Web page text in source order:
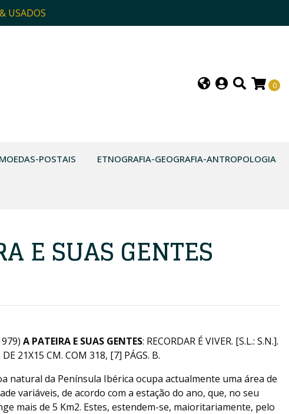
USADOS
0
POSTAIS ETNOGRAFIA-GEOGRAFIA-ANTROPOLOGIA
E SUAS GENTES
A PATEIRA E SUAS GENTES: RECORDAR É VIVER. [S.L.: S.N.].
21X15 CM. COM 318, [7] PÁGS. B.
natural da Península Ibérica ocupa actualmente uma área de
variáveis, de acordo com a estação do ano, que, no seu
mais de 5 Km2. Estes, estendem-se, maioritariamente, pelo